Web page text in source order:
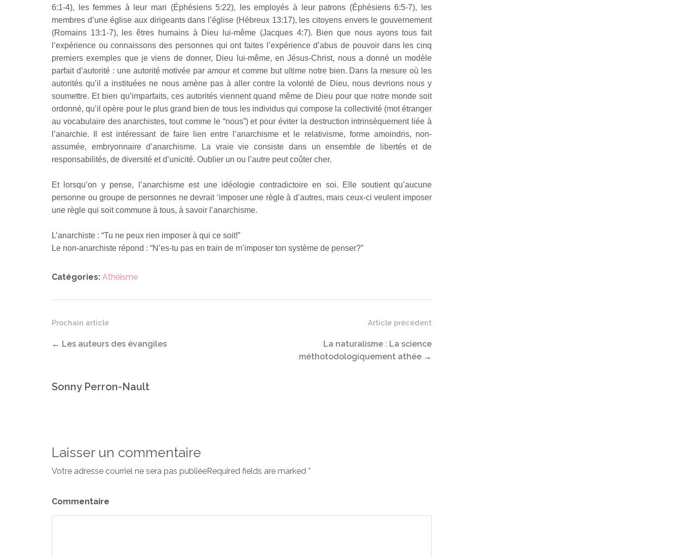
6:1-4), les femmes à leur mari (Éphésiens 5:22), les employés à leur patrons (Éphésiens 6:5-7), les
membres d’une église aux dirigeants dans l’église (Hébreux 13:17), les citoyens envers le gouvernement
(Romains 13:1-7), les êtres humains à Dieu lui-même (Jacques 4:7). Bien que nous ayons tous fait
l’expérience ou connaissons des personnes qui ont faites l’expérience d’abus de pouvoir dans les cinq
premiers exemples que je viens de donner, Dieu lui-même, en Jésus-Christ, nous a donné un modèle
parfait d’autorité : une autorité motivée par amour et comme but ultime notre bien. Dans la mesure où les
autorités qu’il a instituées ne nous amène pas à aller contre la volonté de Dieu, nous devrions nous y
soumettre. Et bien qu’imparfaits, ces autorités viennent quand même de Dieu pour que notre monde soit
ordonné, qu’il opère pour le plus grand bien de tous les individus qui compose la collectivité (mot étranger
au vocabulaire des anarchistes, tout comme le “nous”) et pour éviter la destruction intrinsèquement liée à
l’anarchie. Il est intéressant de faire lien entre l’anarchisme et le relativisme, forme amoindris, non-
assumée, embryonnaire d’anarchisme. La vraie vie consiste dans un ensemble de libertés et de
responsabilités, de diversité et d’unicité. Oublier un ou l’autre peut coûter cher.
Et lorsqu’on y pense, l’anarchisme est une idéologie contradictoire en soi. Elle soutient qu’aucune
personne ou groupe de personnes ne devrait ‘imposer une règle à d’autres, mais ceux-ci veulent imposer
une règle qui soit commune à tous, à savoir l’anarchisme.
L’anarchiste : “Tu ne peux rien imposer à qui ce soit!”
Le non-anarchiste répond : “N’es-tu pas en train de m’imposer ton système de penser?”
Catégories: Athéisme
Article précédent
La naturalisme : La science
méthotodologiquement athée →
Prochain article
← Les auteurs des évangiles
Sonny Perron-Nault
Laisser un commentaire
Votre adresse courriel ne sera pas publiéeRequired fields are marked *
Commentaire